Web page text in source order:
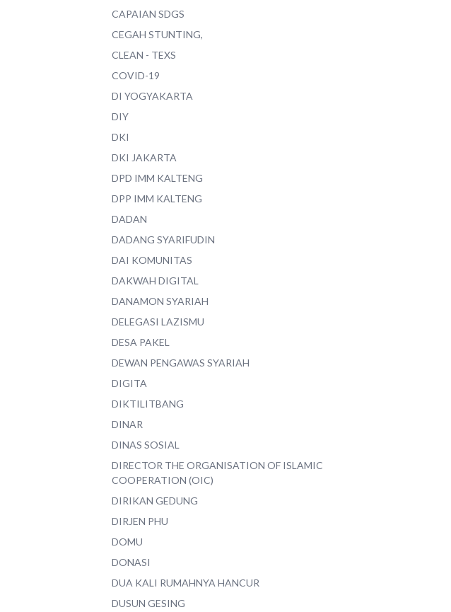
CAPAIAN SDGS
CEGAH STUNTING,
CLEAN - TEXS
COVID-19
DI YOGYAKARTA
DIY
DKI
DKI JAKARTA
DPD IMM KALTENG
DPP IMM KALTENG
DADAN
DADANG SYARIFUDIN
DAI KOMUNITAS
DAKWAH DIGITAL
DANAMON SYARIAH
DELEGASI LAZISMU
DESA PAKEL
DEWAN PENGAWAS SYARIAH
DIGITA
DIKTILITBANG
DINAR
DINAS SOSIAL
DIRECTOR THE ORGANISATION OF ISLAMIC
COOPERATION (OIC)
DIRIKAN GEDUNG
DIRJEN PHU
DOMU
DONASI
DUA KALI RUMAHNYA HANCUR
DUSUN GESING